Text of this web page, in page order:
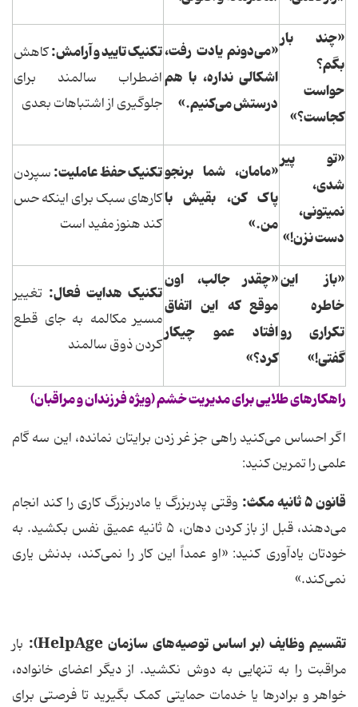
«چند بار
بگم؟
حواست
کجاست؟»
«می‌دونم یادت رفت،
اشکالی نداره، با هم
درستش می‌کنیم.»
تکنیک تایید و آرامش:کاهش
اضطراب سالمند برای
جلوگیری از اشتباهات بعدی
«تو پیر
شدی،
نمیتونی،
دست نزن!»
«مامان، شما برنجو
پاک کن، بقیش با
من.»
تکنیک حفظ عاملیت:سپردن
کارهای سبک برای اینکه حس
کند هنوز مفید است
«باز این
خاطره
تکراری رو
گفتی!»
«چقدر جالب، اون
موقع که این اتفاق
افتاد عمو چیکار
کرد؟»
تکنیک هدایت فعال: تغییر
مسیر مکالمه به جای قطع
کردن ذوق سالمند
راهکارهای طلایی برای مدیریت خشم (ویژه فرزندان و مراقبان)
اگر احساس می‌کنید راهی جز غر زدن برایتان نمانده، این سه گام
علمی را تمرین کنید:
قانون۵ثانیه مکث: وقتی پدربزرگ یا مادربزرگ کاری را کند انجام
می‌دهند، قبل از باز کردن دهان، ۵ ثانیه عمیق نفس بکشید. به
خودتان یادآوری کنید: «او عمداً این کار را نمی‌کند، بدنش یاری
نمی‌کند.»
تقسیم وظایف (بر اساس توصیه‌های سازمانHelpAge
): بار
مراقبت را به تنهایی به دوش نکشید. از دیگر اعضای خانواده،
خواهر و برادرها یا خدمات حمایتی کمک بگیرید تا فرصتی برای